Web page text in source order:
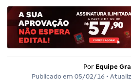
Por Equipe
Publicado em 05/02/16 •